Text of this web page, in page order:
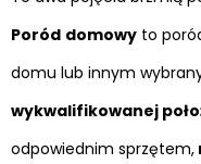
Poród domowy to
domu lub innym
wykwalifikowanej
odpowiednim sprzętem,